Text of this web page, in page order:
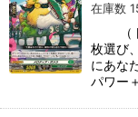
在庫数
（ト
枚選び
にあな
パワー